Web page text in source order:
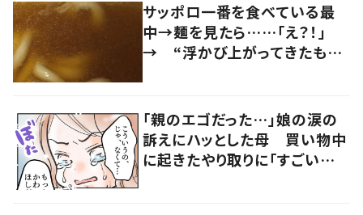
サッポロ一番を食べている最
中→麺を見たら……「え？！」
→ “浮かび上がってきたも
ね」
「親のエゴだった…」娘の涙の
訴えにハッとした母 買い物中
に起きたやり取りに「すごい分